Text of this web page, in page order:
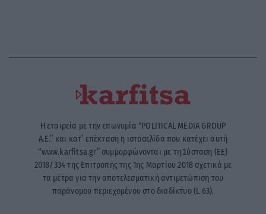
Η εταιρεία με την επωνυμία “POLITICAL MEDIA GROUP
A.E.” και κατ’ επέκταση η ιστοσελίδα που κατέχει αυτή
“www.karfitsa.gr” συμμορφώνονται με τη Σύσταση (ΕΕ)
2018/334 της Επιτροπής της 1ης Μαρτίου 2018 σχετικά με
τα μέτρα για την αποτελεσματική αντιμετώπιση του
παράνομου περιεχομένου στο διαδίκτυο (L 63).